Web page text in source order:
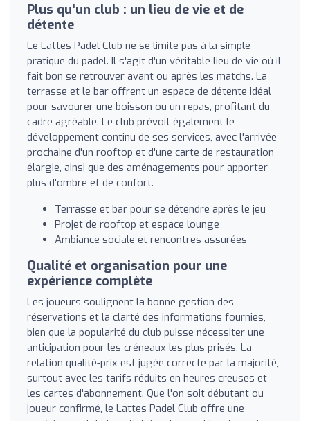
Plus qu'un club : un lieu de vie et de
détente
Le Lattes Padel Club ne se limite pas à la simple
pratique du padel. Il s'agit d'un véritable lieu de vie où il
fait bon se retrouver avant ou après les matchs. La
terrasse et le bar offrent un espace de détente idéal
pour savourer une boisson ou un repas, profitant du
cadre agréable. Le club prévoit également le
développement continu de ses services, avec l'arrivée
prochaine d'un rooftop et d'une carte de restauration
élargie, ainsi que des aménagements pour apporter
plus d'ombre et de confort.
Terrasse et bar pour se détendre après le jeu
Projet de rooftop et espace lounge
Ambiance sociale et rencontres assurées
Qualité et organisation pour une
expérience complète
Les joueurs soulignent la bonne gestion des
réservations et la clarté des informations fournies,
bien que la popularité du club puisse nécessiter une
anticipation pour les créneaux les plus prisés. La
relation qualité-prix est jugée correcte par la majorité,
surtout avec les tarifs réduits en heures creuses et
les cartes d'abonnement. Que l'on soit débutant ou
joueur confirmé, le Lattes Padel Club offre une